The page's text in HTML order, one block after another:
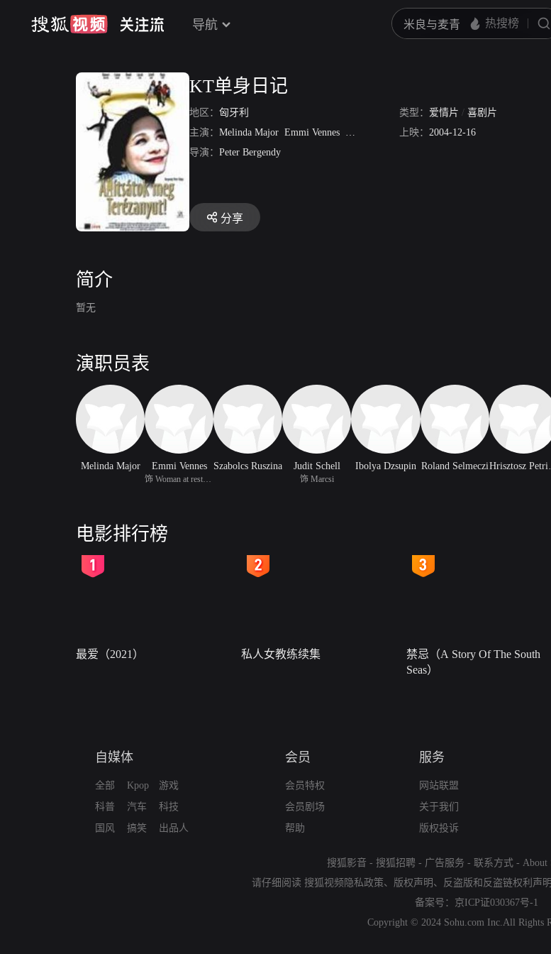
导航
KT单身日记
地区： 匈牙利 类型： 爱情片 / 喜剧片
主演： Melinda Major Emmi Vennes Szabolcs Ruszina Judit Schell Ibolya Dzsupin
上映： 2004-12-16
导演： Peter Bergendy
分享
简介
暂无
演职员表
Melinda Major Emmi Vennes
饰 Woman at restaurant
Szabolcs Ruszina Judit Schell
饰 Marcsi
Ibolya Dzsupin Roland Selmeczi
电影排行榜
最爱（2021） 私人女教练续集
禁忌（A Story Of The South
Seas）
自媒体
全部
科普
国风
Kpop
汽车
搞笑
游戏
科技
出品人
会员
会员特权
会员剧场
帮助
服务
网站联盟
关于我们
版权投诉
搜狐影音 - 搜狐招聘 - 广告服务 - 联系方式 - About
请仔细阅读 搜狐视频隐私政策、 版权声明 、 反盗版和反盗链权利声明
备案号： 京ICP证030367号-1
Copyright © 2024 Sohu.com Inc.All Rights